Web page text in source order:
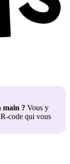
main ? Vous y
code qui vous